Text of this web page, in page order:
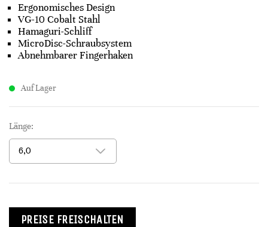
Ergonomisches Design
VG-10 Cobalt Stahl
Hamaguri-Schliff
MicroDisc-Schraubsystem
Abnehmbarer Fingerhaken
Auf Lager
Länge:
PREISE FREISCHALTEN